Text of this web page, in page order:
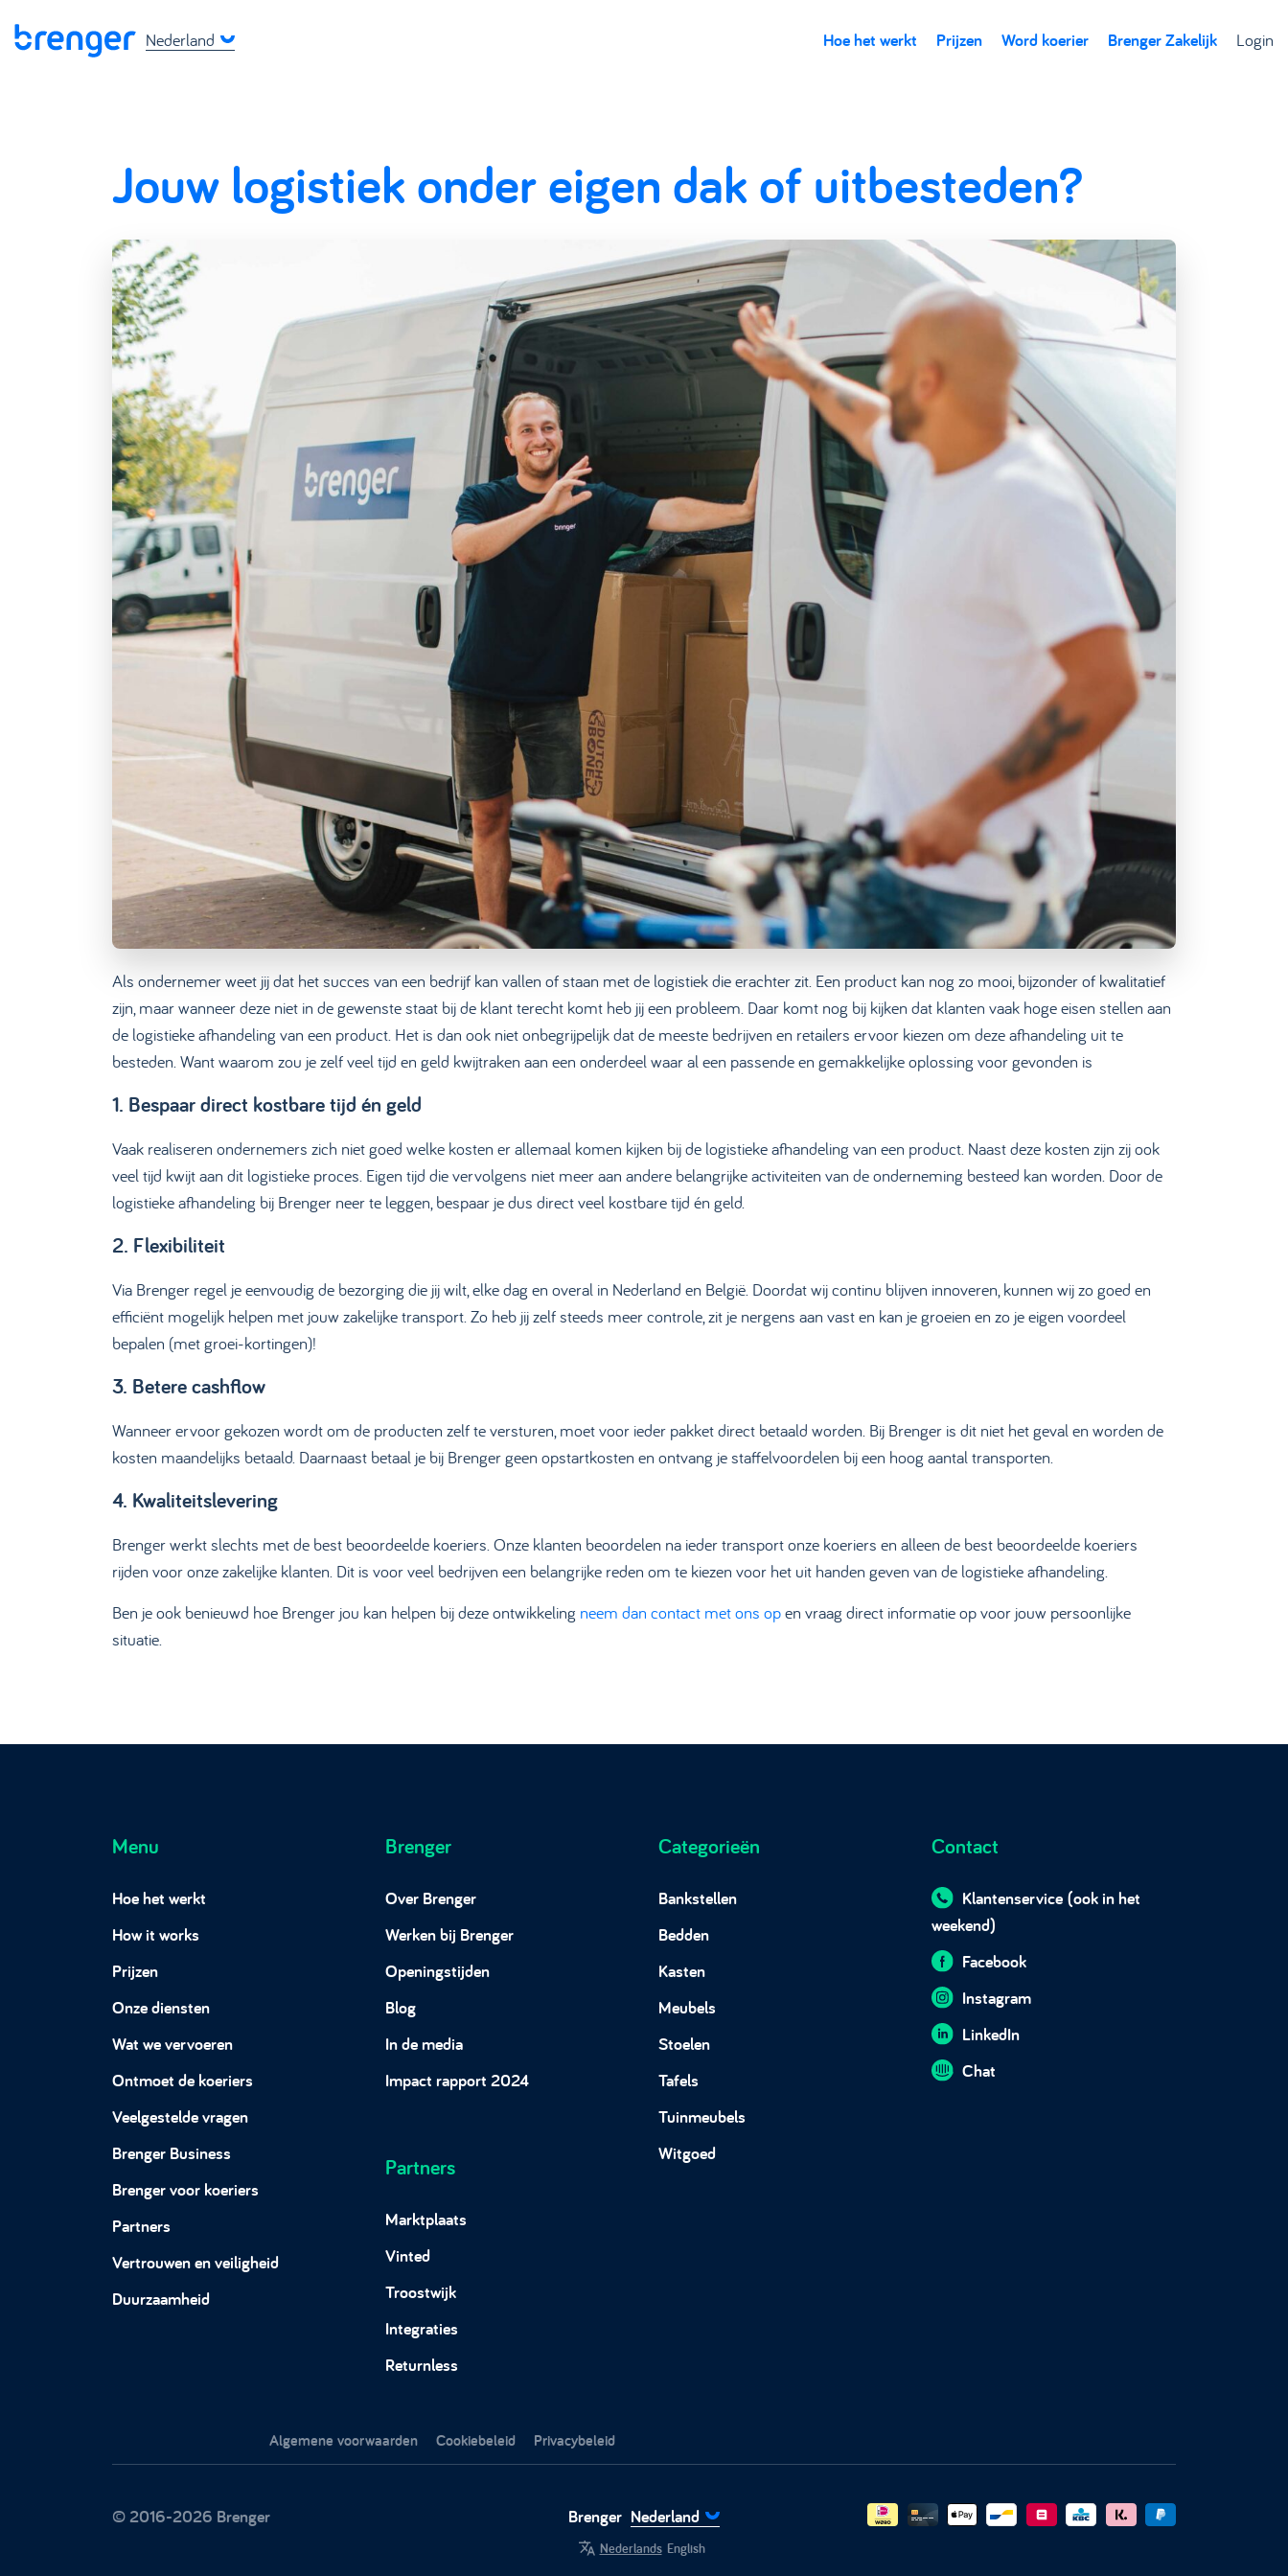
Nederland Hoe het werkt Prijzen Word koerier Brenger Zakelijk Login
Jouw logistiek onder eigen dak of uitbesteden?
Als ondernemer weet jij dat het succes van een bedrijf kan vallen of staan met de logistiek die erachter zit. Een product kan nog zo mooi, bijzonder of kwalitatief
zijn, maar wanneer deze niet in de gewenste staat bij de klant terecht komt heb jij een probleem. Daar komt nog bij kijken dat klanten vaak hoge eisen stellen aan
de logistieke afhandeling van een product. Het is dan ook niet onbegrijpelijk dat de meeste bedrijven en retailers ervoor kiezen om deze afhandeling uit te
besteden. Want waarom zou je zelf veel tijd en geld kwijtraken aan een onderdeel waar al een passende en gemakkelijke oplossing voor gevonden is
1. Bespaar direct kostbare tijd én geld
Vaak realiseren ondernemers zich niet goed welke kosten er allemaal komen kijken bij de logistieke afhandeling van een product. Naast deze kosten zijn zij ook
veel tijd kwijt aan dit logistieke proces. Eigen tijd die vervolgens niet meer aan andere belangrijke activiteiten van de onderneming besteed kan worden. Door de
logistieke afhandeling bij Brenger neer te leggen, bespaar je dus direct veel kostbare tijd én geld.
2. Flexibiliteit
Via Brenger regel je eenvoudig de bezorging die jij wilt, elke dag en overal in Nederland en België. Doordat wij continu blijven innoveren, kunnen wij zo goed en
efficiënt mogelijk helpen met jouw zakelijke transport. Zo heb jij zelf steeds meer controle, zit je nergens aan vast en kan je groeien en zo je eigen voordeel
bepalen (met groei-kortingen)!
3. Betere cashflow
Wanneer ervoor gekozen wordt om de producten zelf te versturen, moet voor ieder pakket direct betaald worden. Bij Brenger is dit niet het geval en worden de
kosten maandelijks betaald. Daarnaast betaal je bij Brenger geen opstartkosten en ontvang je staffelvoordelen bij een hoog aantal transporten.
4. Kwaliteitslevering
Brenger werkt slechts met de best beoordeelde koeriers. Onze klanten beoordelen na ieder transport onze koeriers en alleen de best beoordeelde koeriers
rijden voor onze zakelijke klanten. Dit is voor veel bedrijven een belangrijke reden om te kiezen voor het uit handen geven van de logistieke afhandeling.
Ben je ook benieuwd hoe Brenger jou kan helpen bij deze ontwikkeling neem dan contact met ons open vraag direct informatie op voor jouw persoonlijke
situatie.
Menu
Hoe het werkt
How it works
Prijzen
Onze diensten
Wat we vervoeren
Ontmoet de koeriers
Veelgestelde vragen
Brenger Business
Brenger voor koeriers
Partners
Vertrouwen en veiligheid
Duurzaamheid
Brenger
Over Brenger
Werken bij Brenger
Openingstijden
Blog
In de media
Impact rapport 2024
Partners
Marktplaats
Vinted
Troostwijk
Integraties
Returnless
Categorieën
Bankstellen
Bedden
Kasten
Meubels
Stoelen
Tafels
Tuinmeubels
Witgoed
Contact
Klantenservice (ook in het
weekend)
Facebook
Instagram
LinkedIn
Chat
Algemene voorwaarden Cookiebeleid Privacybeleid
© 2016-2026 Brenger Brenger Nederland
Nederlands English